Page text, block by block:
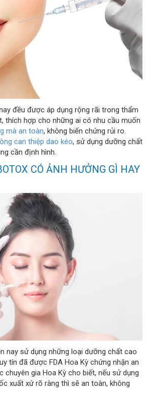
đều được áp dụng rộng rãi trong thẩm
thích hợp cho những ai có nhu cầu muốn
mà an toàn, không biến chứng rủi ro.
can thiệp dao kéo, sử dụng dưỡng chất
cần định hình.
CÓ ẢNH HƯỞNG GÌ HAY
nay sử dụng những loại dưỡng chất cao
tín đã được FDA Hoa Kỳ chứng nhận an
chuyên gia Hoa Kỳ cho biết, nếu sử dụng
xuất xứ rõ ràng thì sẽ an toàn, không